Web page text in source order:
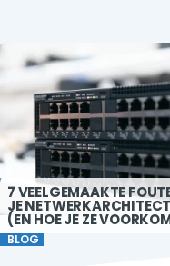
INFO
BLOG
7 VEELGEMAAKTE
JE
(EN HOE JE ZE